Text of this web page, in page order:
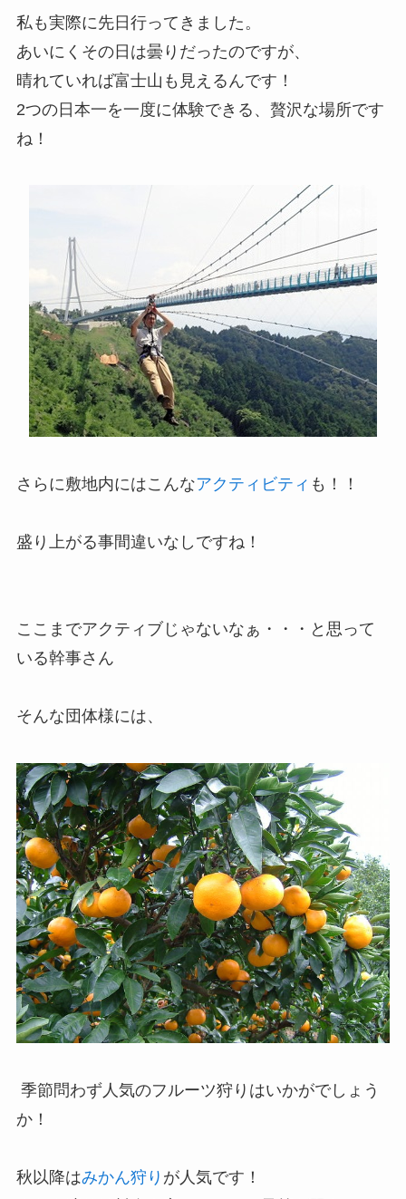
私も実際に先日行ってきました。
あいにくその日は曇りだったのですが、
晴れていれば富士山も見えるんです！
2つの日本一を一度に体験できる、贅沢な場所です
ね！
さらに敷地内にはこんなアクティビティ も！！
盛り上がる事間違いなしですね！
ここまでアクティブじゃないなぁ・・・と思って
いる幹事さん
そんな団体様には、
季節問わず人気のフルーツ狩りはいかがでしょう
か！
秋以降はみかん狩り が人気です！